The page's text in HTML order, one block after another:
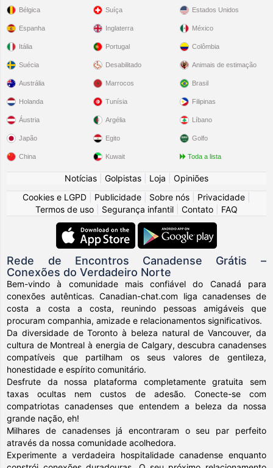
Bélgica
Espanha
Itália
Suécia
Suíça
Inglaterra
Portugal
Desabilitado
Estados Unidos
México
Colômbia
Animais de estimação
Austrália
Holanda
Áustria
Japão
China
Marrocos
Tunísia
Argélia
Egito
Kuwait
Brasil
Filipinas
Líbano
Golfo
Toda a lista
Notícias Golpistas Loja
Opiniões
Cookies e LGPD
Publicidade Sobre nós Privacidade
Termos de uso
Segurança infantil Contato FAQ
Rede de Encontros Canadense Grátis –
Conexões do Verdadeiro Norte
Bem-vindo à comunidade mais confiável do Canadá para
conexões autênticas. Canadian-chat.com liga canadenses de
costa a costa a costa, reunindo pessoas amigáveis que
procuram companhia, amizade e relacionamentos significativos.
Da diversidade de Toronto à beleza natural de Vancouver, da
cultura de Montreal à energia de Calgary, descubra canadenses
compatíveis que partilham os seus valores de gentileza,
honestidade e espírito comunitário.
Desfrute da nossa plataforma completamente gratuita sem
taxas ocultas nem custos de adesão. Conecte-se com
compatriotas canadenses que entendem a beleza da nossa
grande nação, eh!
Milhares de canadenses já encontraram o seu par perfeito
através da nossa comunidade acolhedora.
Experimente a verdadeira hospitalidade canadense enquanto